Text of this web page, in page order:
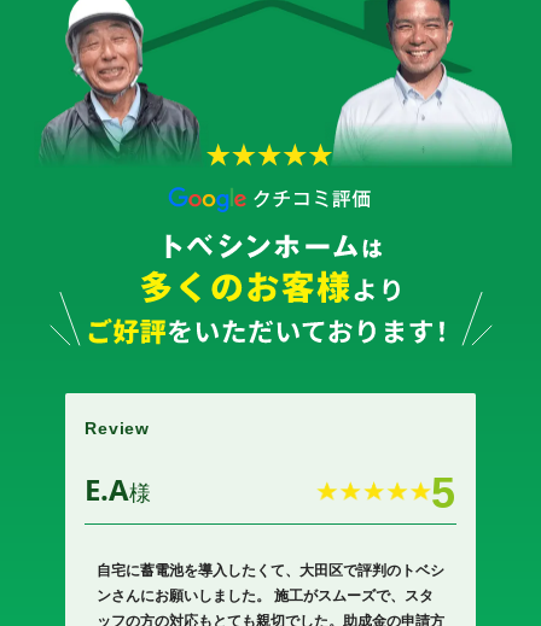
Review
E.A様 5
自宅に蓄電池を導入したくて、大田区で評判のトベシ
ンさんにお願いしました。 施工がスムーズで、スタ
ッフの方の対応もとても親切でした。助成金の申請方